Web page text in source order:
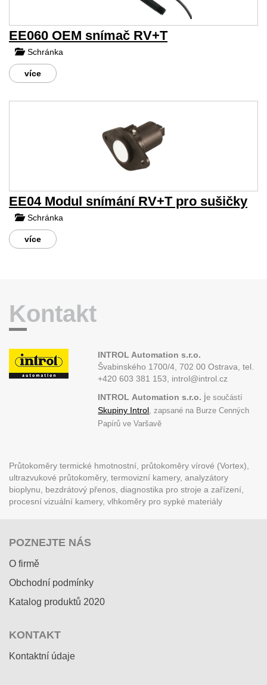
EE060 OEM snímač RV+T
Schránka
více
EE04 Modul snímání RV+T pro sušičky
Schránka
více
Kontakt
INTROL Automation s.r.o.
Švabinského 1700/4, 702 00 Ostrava,tel.
+420 603 381 153, introl@introl.cz
INTROL Automation s.r.o. je součástí
Skupiny Introl, zapsané na Burze Cenných
Papírů ve Varšavě
Průtokoměry termické hmotnostní, průtokoměry vírové (Vortex),
ultrazvukové průtokoměry, termovizní kamery, analyzátory
bioplynu, bezdrátový přenos, diagnostika pro stroje a zařízení,
procesní vizuální kamery, vlhkoměry pro sypké materiály
POZNEJTE NÁS
O firmě
Obchodní podmínky
Katalog produktů 2020
KONTAKT
Kontaktní údaje